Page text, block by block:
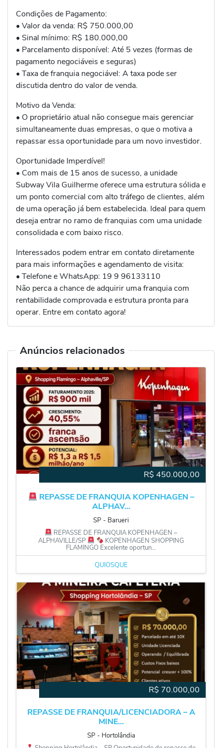
Condições de Pagamento:
• Valor da venda: R$ 750.000,00
• Sinal mínimo: R$ 180.000,00
• Parcelamento disponível: Até 5 vezes (formas de
pagamento negociáveis e seguras)
• Taxa de franquia negociável: A taxa pode ser
discutida dentro do valor de venda.
Motivo da Venda:
• O proprietário atual não consegue mais gerenciar
simultaneamente duas empresas, o que o motiva a
repassar essa oportunidade para um novo investidor.
Oportunidade Imperdível!
• Com mais de 15 anos de sucesso, a unidade
Subway Vila Guilherme oferece uma estrutura sólida e
um ponto comercial com alto tráfego de clientes, além
de uma operação já bem estabelecida. Ideal para quem
deseja entrar no ramo de franquias com uma unidade
consolidada e com baixo risco.
Interessados podem entrar em contato diretamente
para mais informações e agendamento de visita:
• Telefone e WhatsApp: 19 9 96133110
Não perca a chance de adquirir uma franquia com
rentabilidade comprovada e estrutura pronta para
operar. Entre em contato agora!
Anúncios relacionados
R$ 450.000,00
REPASSE DE FRANQUIA KOPENHAGEN –
ALPHAV...
SP ‐ Barueri
REPASSE DE FRANQUIA KOPENHAGEN –
ALPHAVILLE/SP
KOPENHAGEN SHOPPING
FLAMINGO Excelente oportun...
QUIOSQUE
R$ 70.000,00
REPASSE DE FRANQUIA/LICENCIADORA – A
MINE...
SP ‐ Hortolândia